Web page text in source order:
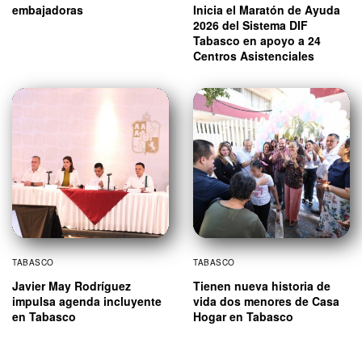
embajadoras
Inicia el Maratón de Ayuda
2026 del Sistema DIF
Tabasco en apoyo a 24
Centros Asistenciales
TABASCO
Javier May Rodríguez
impulsa agenda incluyente
en Tabasco
TABASCO
Tienen nueva historia de
vida dos menores de Casa
Hogar en Tabasco